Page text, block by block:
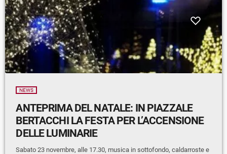
NEWS
ANTEPRIMA DEL NATALE: IN PIAZZALE
BERTACCHI LA FESTA PER L’ACCENSIONE
DELLE LUMINARIE
Sabato 23 novembre, alle 17.30, musica in sottofondo, caldarroste e